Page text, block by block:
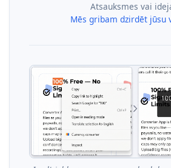
Atsauksmes vai
Mēs gribam dzirdēt jūsu